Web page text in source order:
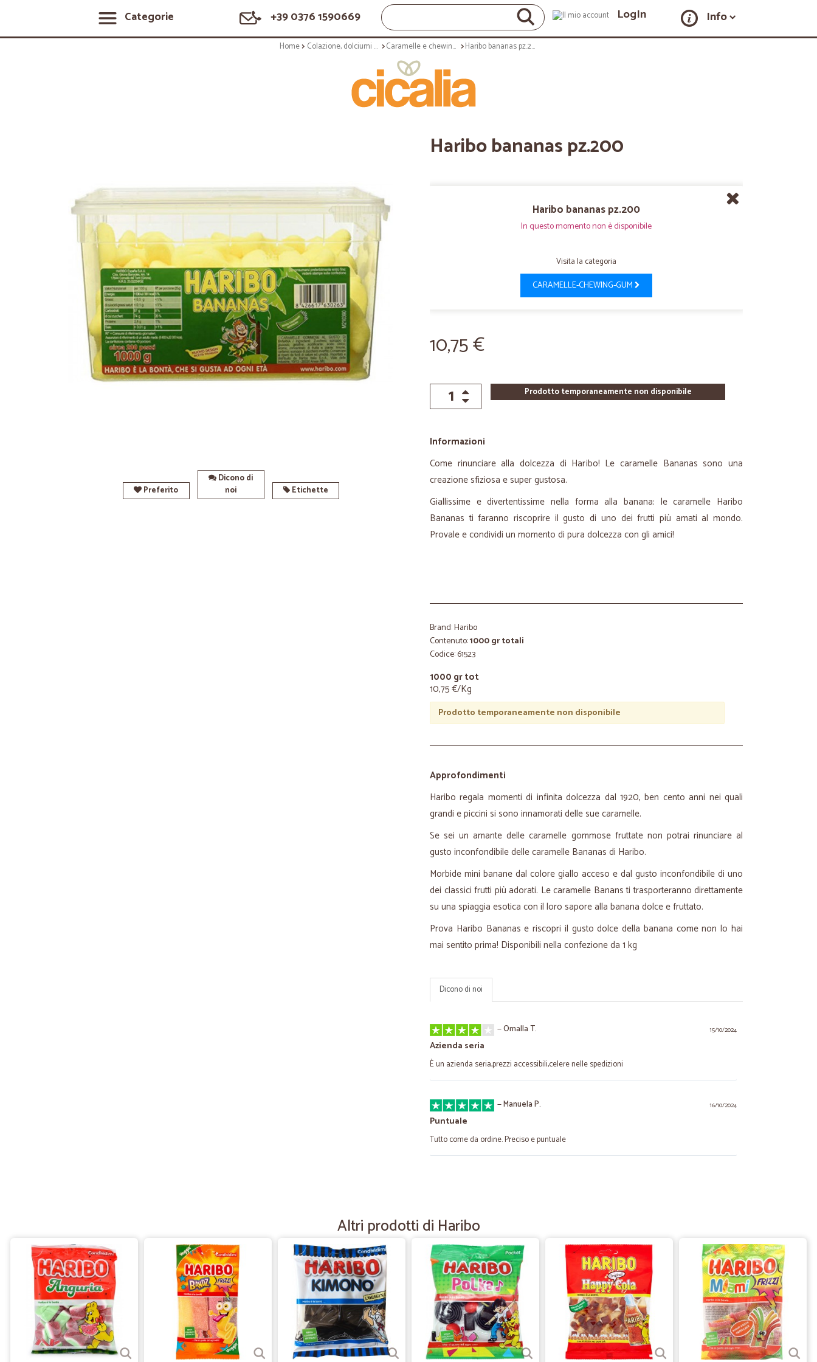
Categorie +39 0376 1590669 LogIn Info
Home Colazione, dolciumi e snack Caramelle e chewing gum Haribo bananas pz.200
Preferito
Dicono di
noi
Etichette
Haribo bananas pz.200
Haribo bananas pz.200
In questo momento non è disponibile
Visita la categoria
CARAMELLE-CHEWING-GUM
10,75 €
Prodotto temporaneamente non disponibile
Informazioni
Come rinunciare alla dolcezza di Haribo! Le caramelle Bananas sono una
creazione sfiziosa e super gustosa.
Giallissime e divertentissime nella forma alla banana: le caramelle Haribo
Bananas ti faranno riscoprire il gusto di uno dei frutti più amati al mondo.
Provale e condividi un momento di pura dolcezza con gli amici!
Brand: Haribo
Contenuto:1000 gr totali
Codice: 61523
1000 gr tot
10,75 €/Kg
Prodotto temporaneamente non disponibile
Approfondimenti
Haribo regala momenti di infinita dolcezza dal 1920, ben cento anni nei quali
grandi e piccini si sono innamorati delle sue caramelle.
Se sei un amante delle caramelle gommose fruttate non potrai rinunciare al
gusto inconfondibile delle caramelle Bananas di Haribo.
Morbide mini banane dal colore giallo acceso e dal gusto inconfondibile di uno
dei classici frutti più adorati. Le caramelle Banans ti trasporteranno direttamente
su una spiaggia esotica con il loro sapore alla banana dolce e fruttato.
Prova Haribo Bananas e riscopri il gusto dolce della banana come non lo hai
mai sentito prima! Disponibili nella confezione da 1 kg
Dicono di noi
15/10/2024
—Ornalla T.
Azienda seria
È un azienda seria,prezzi accessibili,celere nelle spedizioni
16/10/2024
—Manuela P.
Puntuale
Tutto come da ordine. Preciso e puntuale
patente e faccio fatica ad andare al supermercato è comodissimo, sul sito trovo di tutto e la
continuerò a fare acquisti
03/12/2021
—Mirella D.
Rapidità nella consegna....
Rapidità nella consegna..... Peccato che le confezioni contenute nel pacco fossero tutte
rovinate.
Altri prodotti di Haribo